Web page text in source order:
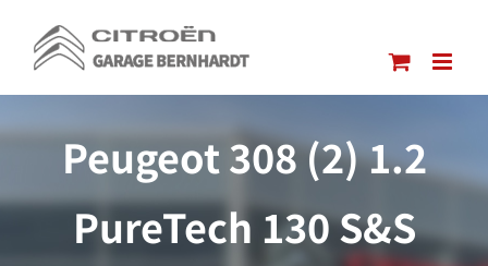
contenu
Peugeot 308 (2) 1.2
PureTech 130 S&S